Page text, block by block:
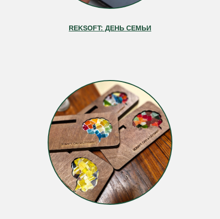
REKSOFT: ДЕНЬ СЕМЬИ